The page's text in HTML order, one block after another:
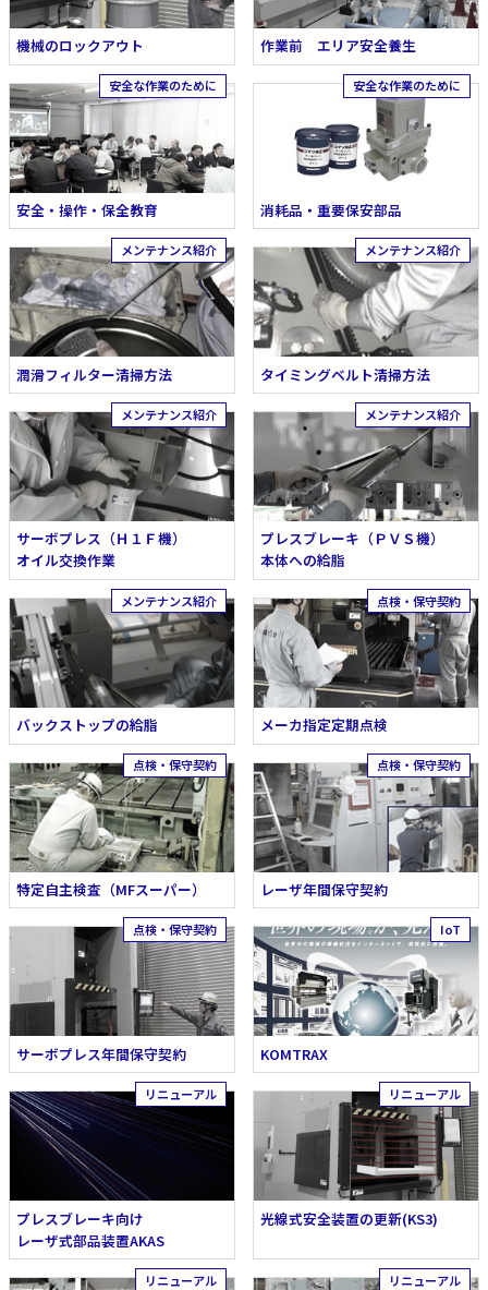
機械のロックアウト 作業前 エリア安全養生
安全・操作・保全教育 消耗品・重要保安部品
潤滑フィルター清掃方法 タイミングベルト清掃方法
サーボプレス（Ｈ１Ｆ機）
オイル交換作業
プレスブレーキ（ＰＶＳ機）
本体への給脂
バックストップの給脂 メーカ指定定期点検
特定自主検査（MFスーパー） レーザ年間保守契約
サーボプレス年間保守契約 KOMTRAX
プレスブレーキ向け
レーザ式部品装置AKAS
光線式安全装置の更新(KS3)